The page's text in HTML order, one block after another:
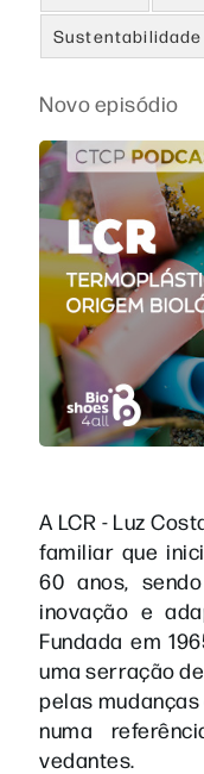
Sustentabilidade
Novo episódio
A LCR - Luz
familiar que
60 anos,
inovação e
Fundada em
uma serração
pelas
numa
vedantes.